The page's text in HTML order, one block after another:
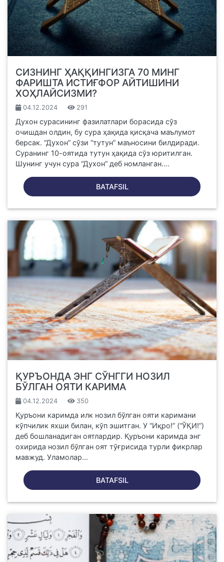
СИЗНИНГ ҲАҚҚИНГИЗГА 70 МИНГ
ФАРИШТА ИСТИҒФОР АЙТИШИНИ
ХОҲЛАЙСИЗМИ?
04.12.2024 291
Духон сурасининг фазилатлари борасида сўз
очишдан олдин, бу сура ҳақида қисқача маълумот
берсак. “Духон” сўзи “тутун” маъносини билдиради.
Суранинг 10-оятида тутун ҳақида сўз юритилган.
Шунинг учун сура “Духон” деб номланган....
BATAFSIL
ҚУРЪОНДА ЭНГ СЎНГГИ НОЗИЛ
БЎЛГАН ОЯТИ КАРИМА
04.12.2024 350
Қуръони каримда илк нозил бўлган ояти каримани
кўпчилик яхши билан, кўп эшитган. У “Иқро!” (“ЎҚИ!”)
деб бошланадиган оятлардир. Қуръони каримда энг
охирида нозил бўлган оят тўғрисида турли фикрлар
мавжуд. Уламолар...
BATAFSIL